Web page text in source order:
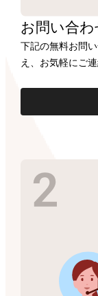
お問い合わ
下記の無料お問
え、お気軽にご連